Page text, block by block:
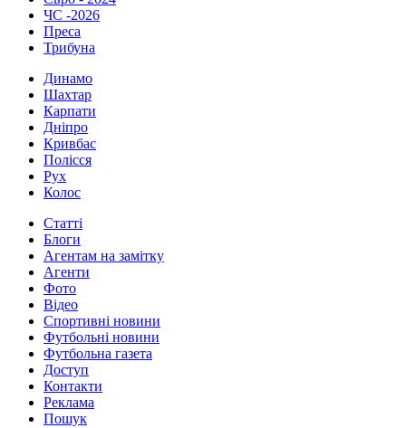
ЧС -2026
Преса
Трибуна
Динамо
Шахтар
Карпати
Дніпро
Кривбас
Полісся
Рух
Колос
Статті
Блоги
Агентам на замітку
Агенти
Фото
Відео
Спортивні новини
Футбольні новини
Футбольна газета
Доступ
Контакти
Реклама
Пошук